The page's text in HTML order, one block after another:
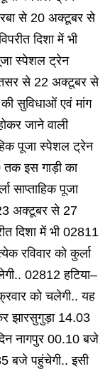
से 20 अक्टूबर से
दिशा में भी
स्पेशल ट्रेन
से 22 अक्टूबर से
की सुविधाओं एवं मांग
जाने वाली
पूजा स्पेशल ट्रेन
इस गाड़ी का
साप्ताहिक पूजा
अक्टूबर से 27
दिशा में भी 02811
रविवार को कुर्ला
02812 हटिया–
को चलेगी.. यह
झारसुगुड़ा 14.03
नागपुर 00.10 बजे
बजे पहुंचेगी.. इसी